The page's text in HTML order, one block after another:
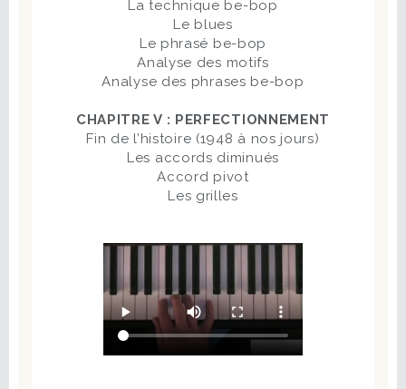
La technique be-bop
Le blues
Le phrasé be-bop
Analyse des motifs
Analyse des phrases be-bop
CHAPITRE V : PERFECTIONNEMENT
Fin de l’histoire (1948 à nos jours)
Les accords diminués
Accord pivot
Les grilles